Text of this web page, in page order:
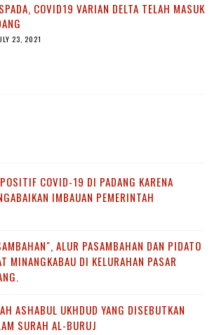
COVID19 VARIAN DELTA TELAH MASUK
23, 2021
COVID-19 DI PADANG KARENA
IMBAUAN PEMERINTAH
ALUR PASAMBAHAN DAN PIDATO
MINANGKABAU DI KELURAHAN PASAR
ASHABUL UKHDUD YANG DISEBUTKAN
SURAH AL-BURUJ